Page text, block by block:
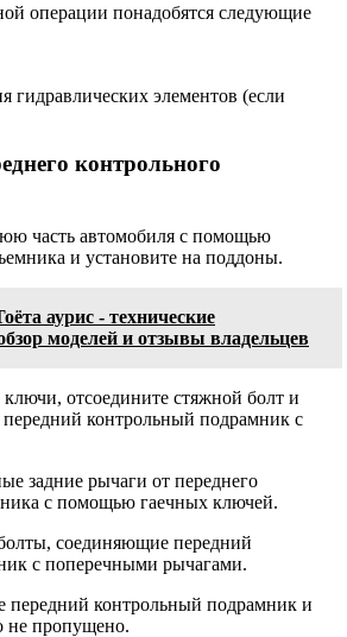
операции понадобятся следующие
гидравлических элементов (если
контрольного
часть автомобиля с помощью
и установите на поддоны.
аурис - технические
моделей и отзывы владельцев
отсоедините стяжной болт и
контрольный подрамник с
задние рычаги от переднего
с помощью гаечных ключей.
соединяющие передний
с поперечными рычагами.
передний контрольный подрамник и
не пропущено.